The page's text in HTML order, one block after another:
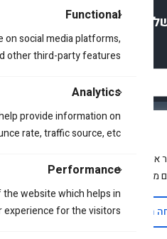
האתר, להציג תוכן מותאם ולנתח
מסכימים לכך.
הכל אשר הכל
Functional
social media platforms,
other third-party features.
Analytics
provide information on
rate, traffic source, etc.
Performance
website which helps in
for the visitors.